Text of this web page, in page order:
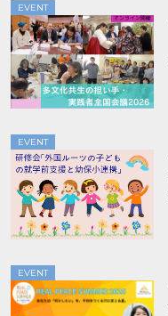
EVENT
EVENT
EVENT